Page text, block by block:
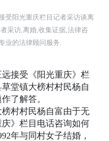
受阳光重庆栏目记者采访谈离
采访,离婚,收集证据,法律咨
业的法律顾问服务.
接受《阳光重庆》栏
堂镇大榜村村民杨自
了解答。
村村民杨自富由于无
》栏目电话咨询如何
年与同村女子结婚，